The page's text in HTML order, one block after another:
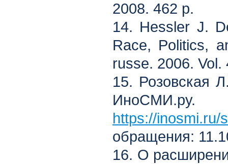
2008. 462 р.
14. Hessler J.
Race, Politics,
russe. 2006.
15. Розовская
https://inosmi.ru/
обращения:
16. О